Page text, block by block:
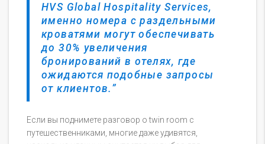
HVS Global Hospitality Services,
именно номера с раздельными
кроватями могут обеспечивать
до 30% увеличения
бронирований в отелях, где
ожидаются подобные запросы
от клиентов.
Если вы поднимете разговор о twin room с
путешественниками, многие даже удивятся,